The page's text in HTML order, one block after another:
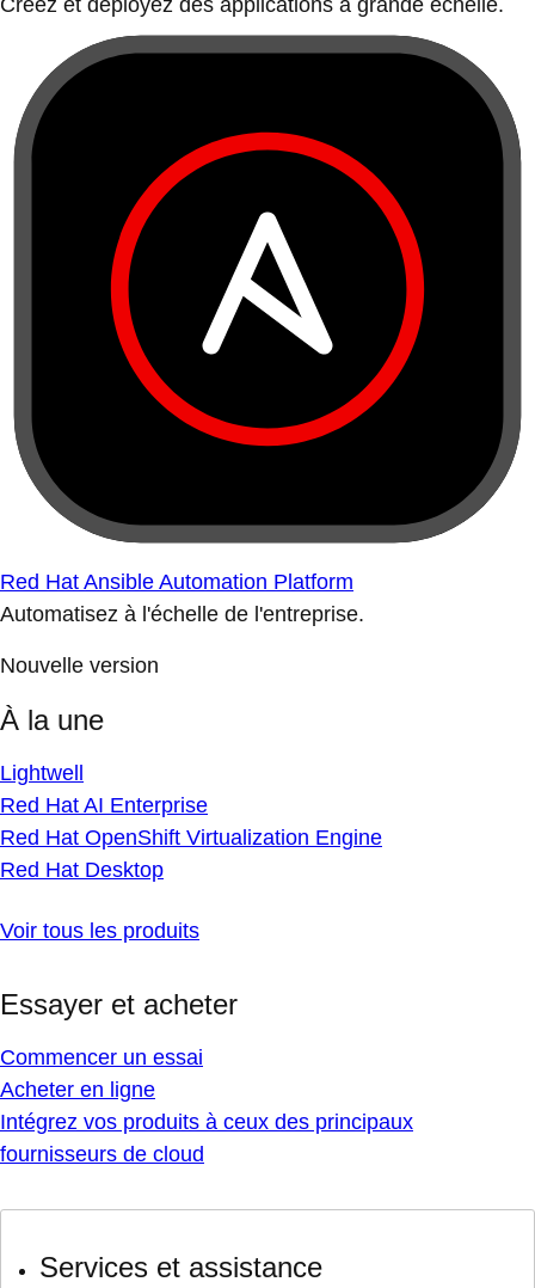
Créez et déployez des applications à grande échelle.
Red Hat Ansible Automation Platform
Automatisez à l'échelle de l'entreprise.
Nouvelle version
À la une
Lightwell
Red Hat AI Enterprise
Red Hat OpenShift Virtualization Engine
Red Hat Desktop
Voir tous les produits
Essayer et acheter
Commencer un essai
Acheter en ligne
Intégrez vos produits à ceux des principaux
fournisseurs de cloud
Services et assistance